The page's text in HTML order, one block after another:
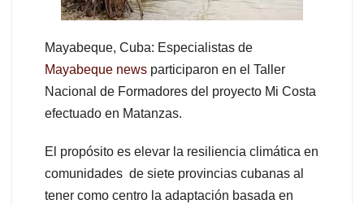
Mayabeque, Cuba: Especialistas de
Mayabeque news participaron en el Taller
Nacional de Formadores del proyecto Mi Costa
efectuado en Matanzas.
El propósito es elevar la resiliencia climática en
comunidades de siete provincias cubanas al
tener como centro la adaptación basada en